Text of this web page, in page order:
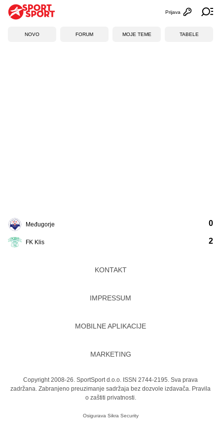
Otvori
Prijava
NOVO FORUM MOJE TEME TABELE
Međugorje
FK Klis
0
2
KONTAKT
IMPRESSUM
MOBILNE APLIKACIJE
MARKETING
Copyright 2008-26. SportSport d.o.o. ISSN 2744-2195. Sva prava
zadržana. Zabranjeno preuzimanje sadržaja bez dozvole izdavača. Pravila
o zaštiti privatnosti.
Osigurava Sikra Security